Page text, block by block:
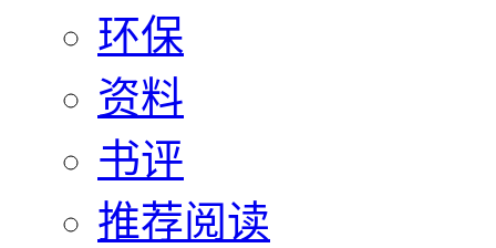
环保
资料
书评
推荐阅读